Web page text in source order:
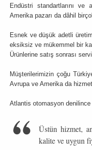
Endüstri standartlarını ve
Amerika pazarı da dâhil
Esnek ve düşük adetli
eksiksiz ve mükemmel bir
Ürünlerine satış sonrası
Müşterilerimizin çoğu
Avrupa ve Amerika da
Atlantis otomasyon denilince
Üstün hizmet,
kalite ve uygun